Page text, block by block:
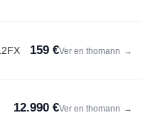
159 €Ver en thomann →
12.990 €Ver en thomann →